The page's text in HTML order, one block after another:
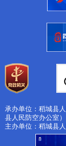
承办单位：稻城县
县人民防空办公室）
主办单位：稻城县